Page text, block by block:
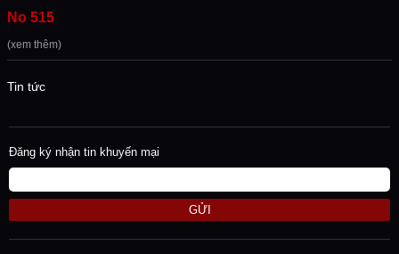
No 515
(xem thêm)
Tin tức
Đăng ký nhận tin khuyến mại
GỬI